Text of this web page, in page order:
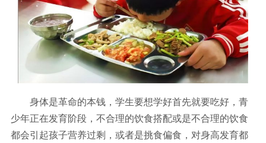
身体是革命的本钱，学生要想学好首先就要吃好，青
少年正在发育阶段，不合理的饮食搭配或是不合理的饮食
都会引起孩子营养过剩，或者是挑食偏食，对身高发育都